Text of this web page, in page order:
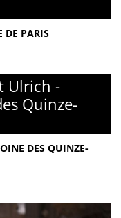
DE PARIS
Ulrich -
Quinze-
DES QUINZE-